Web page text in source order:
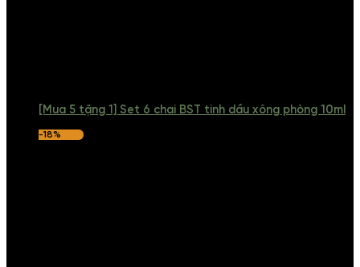
[Mua 5 tặng 1] Set 6 chai BST tinh dầu xông phòng 10ml
-18%